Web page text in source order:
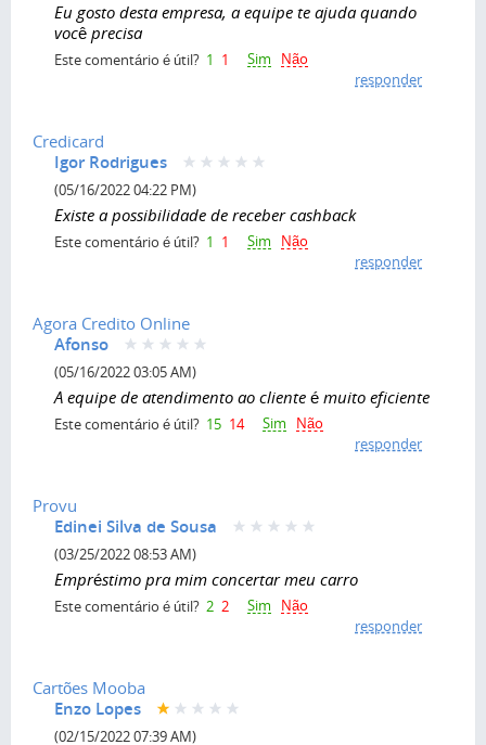
Eu gosto desta empresa, a equipe te ajuda quando
você precisa
Este comentário é útil? 1 1 Sim
Não
responder
Credicard
Igor Rodrigues
(05/16/2022 04:22 PM)
Existe a possibilidade de receber cashback
Este comentário é útil? 1 1 Sim
Não
responder
Agora Credito Online
Afonso
(05/16/2022 03:05 AM)
A equipe de atendimento ao cliente é muito eficiente
Este comentário é útil? 15 14 Sim
Não
responder
Provu
Edinei Silva de Sousa
(03/25/2022 08:53 AM)
Empréstimo pra mim concertar meu carro
Este comentário é útil? 2 2 Sim
Não
responder
Cartões Mooba
Enzo Lopes
(02/15/2022 07:39 AM)